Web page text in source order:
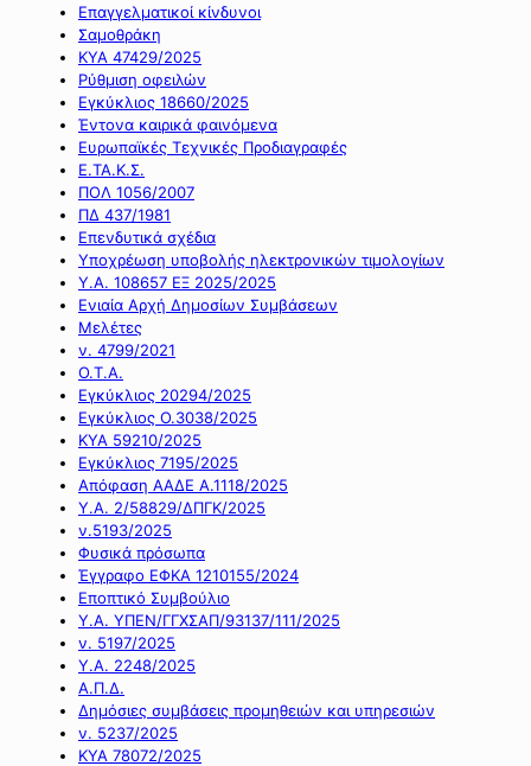
Επαγγελματικοί κίνδυνοι
Σαμοθράκη
ΚΥΑ 47429/2025
Ρύθμιση οφειλών
Εγκύκλιος 18660/2025
Έντονα καιρικά φαινόμενα
Ευρωπαϊκές Τεχνικές Προδιαγραφές
Ε.ΤΑ.Κ.Σ.
ΠΟΛ 1056/2007
ΠΔ 437/1981
Επενδυτικά σχέδια
Υποχρέωση υποβολής ηλεκτρονικών τιμολογίων
Υ.Α. 108657 ΕΞ 2025/2025
Ενιαία Αρχή Δημοσίων Συμβάσεων
Μελέτες
ν. 4799/2021
Ο.Τ.Α.
Εγκύκλιος 20294/2025
Εγκύκλιος Ο.3038/2025
ΚΥΑ 59210/2025
Εγκύκλιος 7195/2025
Απόφαση ΑΑΔΕ Α.1118/2025
Υ.Α. 2/58829/ΔΠΓΚ/2025
ν.5193/2025
Φυσικά πρόσωπα
Έγγραφο ΕΦΚΑ 1210155/2024
Εποπτικό Συμβούλιο
Υ.Α. ΥΠΕΝ/ΓΓΧΣΑΠ/93137/111/2025
ν. 5197/2025
Υ.Α. 2248/2025
Α.Π.Δ.
Δημόσιες συμβάσεις προμηθειών και υπηρεσιών
ν. 5237/2025
ΚΥΑ 78072/2025